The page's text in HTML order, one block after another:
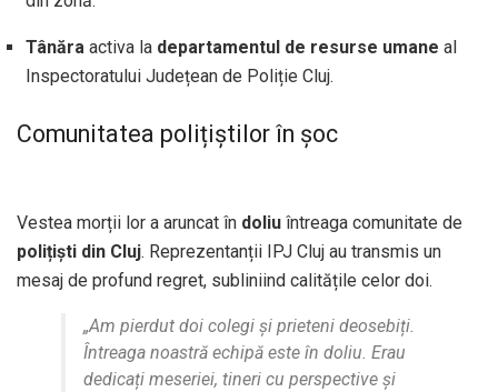
Tânăra activa la departamentul de resurse umane al
Inspectoratului Județean de Poliție Cluj.
Comunitatea polițiștilor în șoc
Vestea morții lor a aruncat în doliu întreaga comunitate de
polițiști din Cluj. Reprezentanții IPJ Cluj au transmis un
mesaj de profund regret, subliniind calitățile celor doi.
„Am pierdut doi colegi și prieteni deosebiți.
Întreaga noastră echipă este în doliu. Erau
dedicați meseriei, tineri cu perspective și